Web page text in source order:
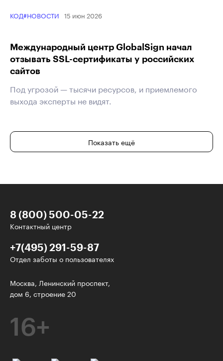
КОД#НОВОСТИ 15 июн 2026
Международный центр GlobalSign начал
отзывать SSL-сертификаты у российских
сайтов
Под угрозой — тысячи ресурсов, и приемлемого
выхода эксперты не видят.
Показать ещё
8 (800) 500-05-22
Контактный центр
+7(495) 291-59-87
Отдел заботы о пользователях
Москва, Ленинский проспект,
дом 6, строение 20
16+
У нас есть классные рассылки!